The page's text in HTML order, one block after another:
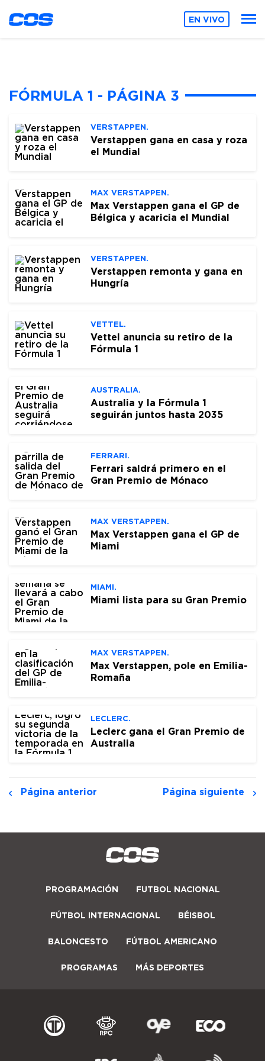
EN VIVO
FÓRMULA 1 - PÁGINA 3
VERSTAPPEN.
Verstappen gana en casa y roza
el Mundial
MAX VERSTAPPEN.
Max Verstappen gana el GP de
Bélgica y acaricia el Mundial
VERSTAPPEN.
Verstappen remonta y gana en
Hungría
VETTEL.
Vettel anuncia su retiro de la
Fórmula 1
AUSTRALIA.
Australia y la Fórmula 1
seguirán juntos hasta 2035
FERRARI.
Ferrari saldrá primero en el
Gran Premio de Mónaco
MAX VERSTAPPEN.
Max Verstappen gana el GP de
Miami
MIAMI.
Miami lista para su Gran Premio
MAX VERSTAPPEN.
Max Verstappen, pole en Emilia-
Romaña
LECLERC.
Leclerc gana el Gran Premio de
Australia
Página anterior Página siguiente
PROGRAMACIÓN FUTBOL NACIONAL
FÚTBOL INTERNACIONAL BÉISBOL
BALONCESTO FÚTBOL AMERICANO
PROGRAMAS MÁS DEPORTES